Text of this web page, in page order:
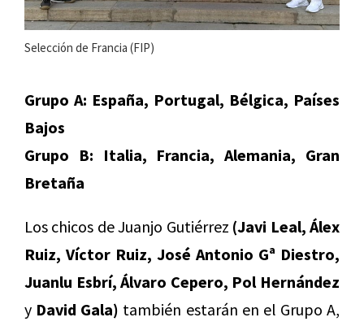
Selección de Francia (FIP)
Grupo A: España, Portugal, Bélgica, Países
Bajos
Grupo B: Italia, Francia, Alemania, Gran
Bretaña
Los chicos de Juanjo Gutiérrez (Javi Leal, Álex
Ruiz, Víctor Ruiz, José Antonio Gª Diestro,
Juanlu Esbrí, Álvaro Cepero, Pol Hernández
y David Gala) también estarán en el Grupo A,